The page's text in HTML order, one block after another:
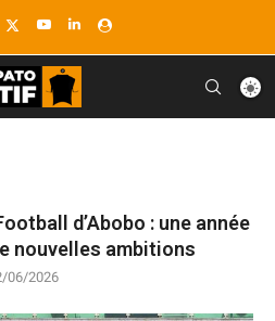
d’Abobo : une année
nouvelles ambitions
06/2026